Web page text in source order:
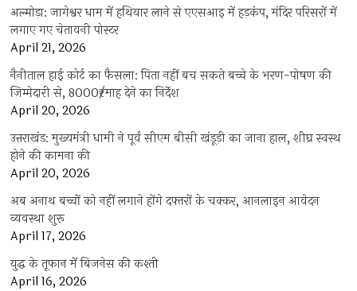
अल्मोड़ा: जागेश्वर धाम में हथियार लाने से एएसआइ में हड़कंप, मंदिर परिसरों में
लगाए गए चेतावनी पोस्टर
April 21, 2026
नैनीताल हाई कोर्ट का फैसला: पिता नहीं बच सकते बच्चे के भरण-पोषण की
जिम्मेदारी से, 8000₹/माह देने का निर्देश
April 20, 2026
उत्तराखंड: मुख्यमंत्री धामी ने पूर्व सीएम बीसी खंडूड़ी का जाना हाल, शीघ्र स्वस्थ
होने की कामना की
April 20, 2026
अब अनाथ बच्चों को नहीं लगाने होंगे दफ्तरों के चक्कर, आनलाइन आवेदन
व्यवस्था शुरू
April 17, 2026
युद्ध के तूफान में बिजनेस की कश्ती
April 16, 2026